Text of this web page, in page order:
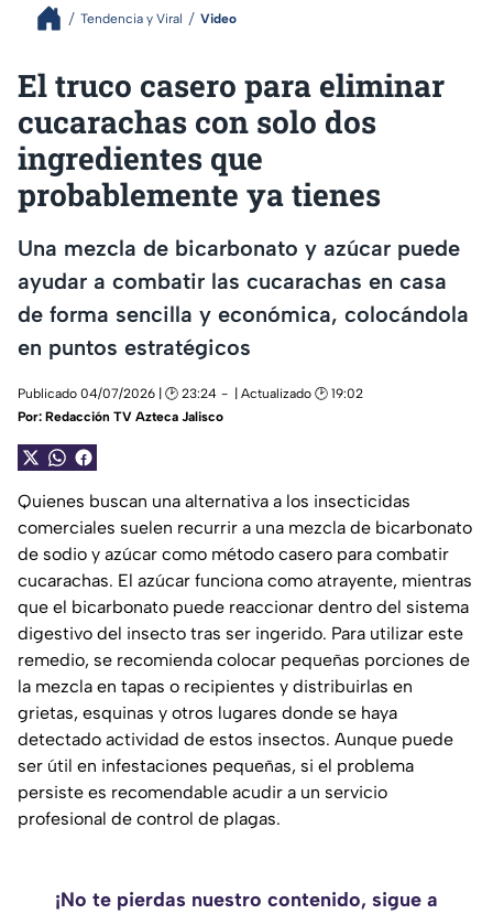
Tendencia y Viral Video
El truco casero para eliminar
cucarachas con solo dos
ingredientes que
probablemente ya tienes
Una mezcla de bicarbonato y azúcar puede
ayudar a combatir las cucarachas en casa
de forma sencilla y económica, colocándola
en puntos estratégicos
Publicado 04/07/2026 | 🕑 23:24
| Actualizado 🕑 19:02
Por: Redacción TV Azteca Jalisco
Quienes buscan una alternativa a los insecticidas
comerciales suelen recurrir a una mezcla de bicarbonato
de sodio y azúcar como método casero para combatir
cucarachas. El azúcar funciona como atrayente, mientras
que el bicarbonato puede reaccionar dentro del sistema
digestivo del insecto tras ser ingerido. Para utilizar este
remedio, se recomienda colocar pequeñas porciones de
la mezcla en tapas o recipientes y distribuirlas en
grietas, esquinas y otros lugares donde se haya
detectado actividad de estos insectos. Aunque puede
ser útil en infestaciones pequeñas, si el problema
persiste es recomendable acudir a un servicio
profesional de control de plagas.
¡No te pierdas nuestro contenido, sigue a